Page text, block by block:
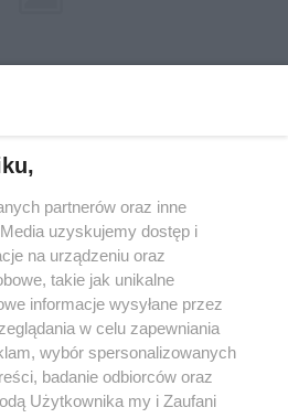
partnerów oraz inne
uzyskujemy dostęp i
na urządzeniu oraz
takie jak unikalne
informacje wysyłane przez
w celu zapewniania
wybór spersonalizowanych
badanie odbiorców oraz
Użytkownika my i Zaufani